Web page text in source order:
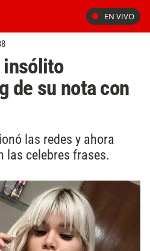
EN VIVO
insólito
de su nota con
las redes y ahora
las celebres frases.